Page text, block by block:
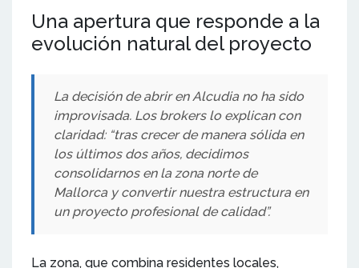
Una apertura que responde a la
evolución natural del proyecto
La decisión de abrir en Alcudia no ha sido
improvisada. Los brokers lo explican con
claridad: “tras crecer de manera sólida en
los últimos dos años, decidimos
consolidarnos en la zona norte de
Mallorca y convertir nuestra estructura en
un proyecto profesional de calidad”.
La zona, que combina residentes locales,